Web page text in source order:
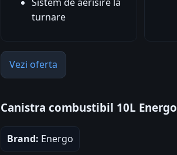
turnare
Vezi oferta
Canistra combustibil 10L Energo
Brand: Energo